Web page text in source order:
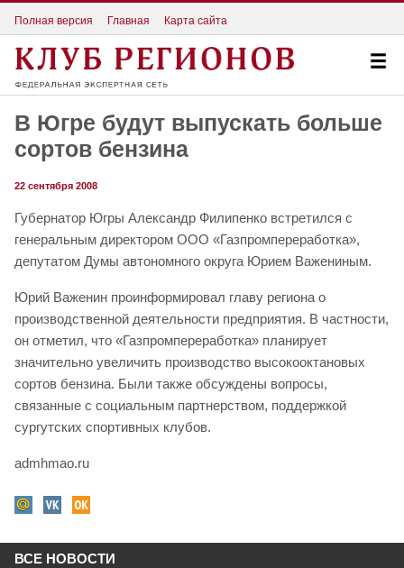
Полная версия Главная Карта сайта
В Югре будут выпускать больше
сортов бензина
22 сентября 2008
Губернатор Югры Александр Филипенко встретился с
генеральным директором ООО «Газпромпереработка»,
депутатом Думы автономного округа Юрием Важениным.
Юрий Важенин проинформировал главу региона о
производственной деятельности предприятия. В частности,
он отметил, что «Газпромпереработка» планирует
значительно увеличить производство высокооктановых
сортов бензина. Были также обсуждены вопросы,
связанные с социальным партнерством, поддержкой
сургутских спортивных клубов.
admhmao.ru
ВСЕ НОВОСТИ